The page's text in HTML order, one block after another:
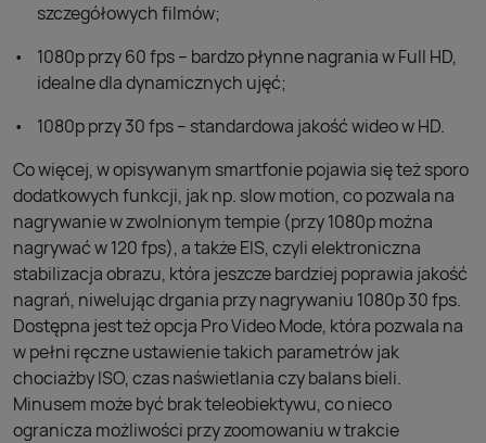
szczegółowych filmów;
1080p przy 60 fps – bardzo płynne nagrania w Full HD,
idealne dla dynamicznych ujęć;
1080p przy 30 fps – standardowa jakość wideo w HD.
Co więcej, w opisywanym smartfonie pojawia się też sporo
dodatkowych funkcji, jak np. slow motion, co pozwala na
nagrywanie w zwolnionym tempie (przy 1080p można
nagrywać w 120 fps), a także EIS, czyli elektroniczna
stabilizacja obrazu, która jeszcze bardziej poprawia jakość
nagrań, niwelując drgania przy nagrywaniu 1080p 30 fps.
Dostępna jest też opcja Pro Video Mode, która pozwala na
w pełni ręczne ustawienie takich parametrów jak
chociażby ISO, czas naświetlania czy balans bieli.
Minusem może być brak teleobiektywu, co nieco
ogranicza możliwości przy zoomowaniu w trakcie